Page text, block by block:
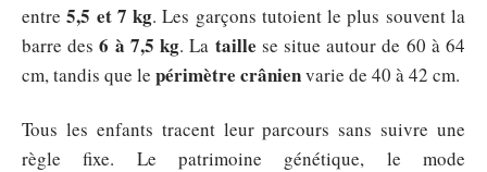
entre5,5 et 7 kg. Les garçons tutoient le plus souvent la
barre des6 à 7,5 kg. La taille se situe autour de 60 à 64
cm, tandis que le périmètre crânienvarie de 40 à 42 cm.
Tous les enfants tracent leur parcours sans suivre une
règle fixe. Le patrimoine génétique, le mode